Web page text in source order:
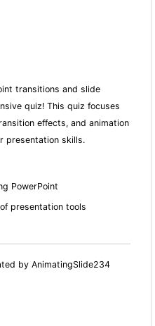
transitions and slide
quiz! This quiz focuses
effects, and animation
presentation skills.
PowerPoint
presentation tools
by AnimatingSlide234